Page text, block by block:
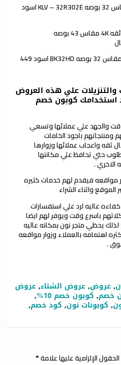
سوني تلفاز LED بدقه عاليه مقاس 32 بوصه KLV – 32R302E اسود
فيليبس تلفاز LED ذكي بدقه فائقه 4K مقاس 43 بوصه
كلاس برو تلفاز LED بدقه عاليه مقاس 32 بوصه BK32HD اسود 449
علي هذه العروض
استخدامك كوبون خصم
والجهد علي عملائها وتسعي
ومنتجاتهم باجود الخامات
ثقه واعجاب عملائها وزوارها
حتي تحافظ علي مكانتها
الاخري .
مواقعه فيقدم لهم خدمات كثيره
واثناء الشراء
عاليه لرد علي استفسارات
باسرع وقت ويوفر لهم ايضا
يحظي متجر نون بمكانه عاليه
اهتمامه بالعملاء وزوار مواقعه
.
,عروض,عروض الشتاء,عروض
خصم, كوبون خصم 10% ,
, كوبونات نون, كود خصم,
الحقول الإلزامية عليها علامة*